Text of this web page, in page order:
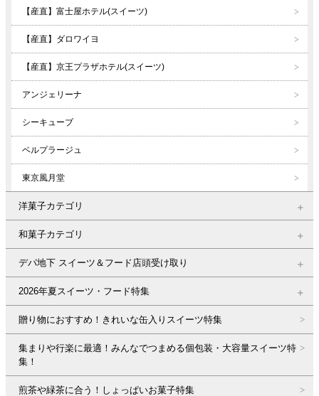
【産直】富士屋ホテル(スイーツ)
【産直】ダロワイヨ
【産直】京王プラザホテル(スイーツ)
アンジェリーナ
シーキューブ
ベルプラージュ
東京風月堂
洋菓子カテゴリ
和菓子カテゴリ
デパ地下 スイーツ＆フード店頭受け取り
2026年夏スイーツ・フード特集
贈り物におすすめ！きれいな缶入りスイーツ特集
集まりや行楽に最適！みんなでつまめる個包装・大容量スイーツ特
集！
煎茶や緑茶に合う！しょっぱいお菓子特集